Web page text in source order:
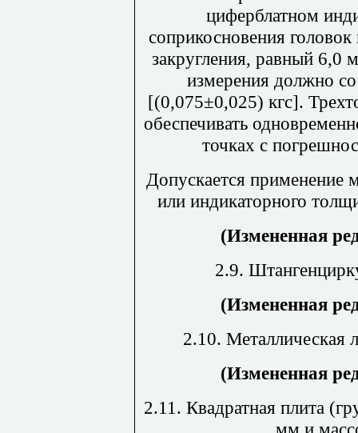
циферблатном
соприкосновения
закругления, равный 6,0
измерения должно
[(0,075±0,025) кгс].
обеспечивать
точках с
Допускается
или индикаторного
(Измененная
2.9.
(Измененная
2.10. Металлическая
(Измененная
2.11. Квадратная плита